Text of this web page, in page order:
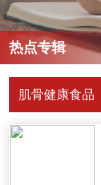
热点专辑
肌骨健康食品